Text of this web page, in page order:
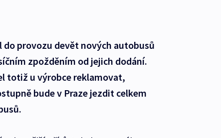
do provozu devět nových autobusů
zpožděním od jejich dodání.
totiž u výrobce reklamovat,
bude v Praze jezdit celkem